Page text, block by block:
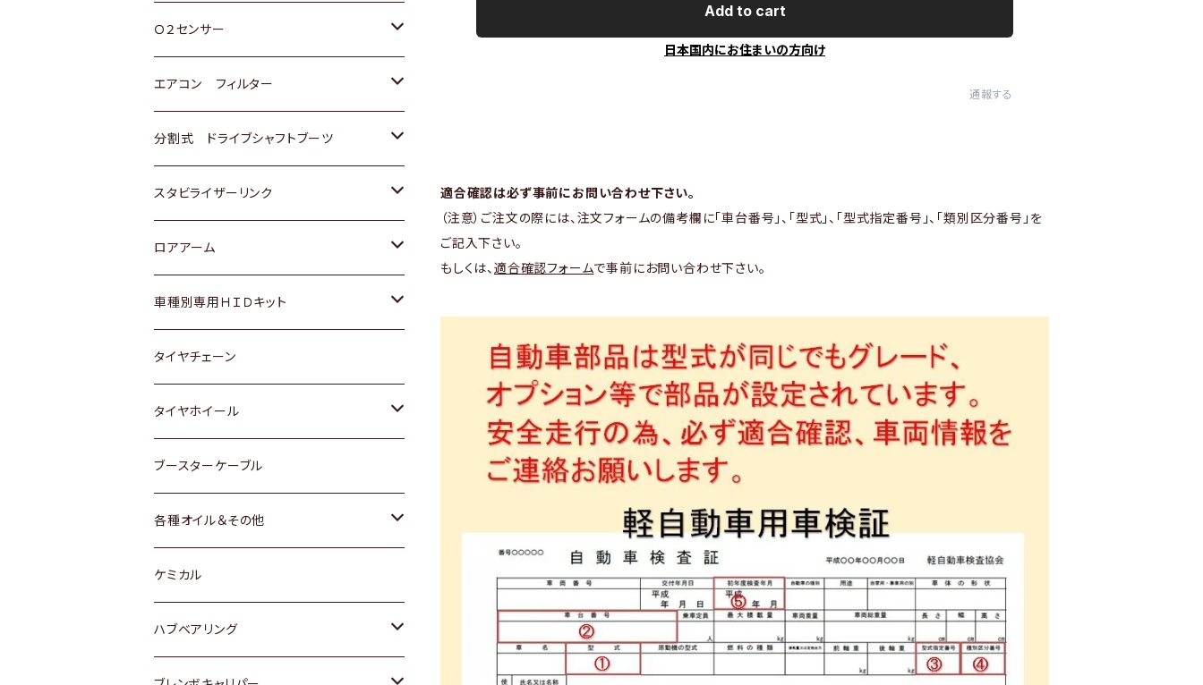
Add to cart
日本国内にお住まいの方向け
通報する
適合確認は必ず事前にお問い合わせ下さい。
（注意）ご注文の際には、注文フォームの備考欄に「車台番号」、「型式」、「型式指定番号」、「類別区分番号」を
ご記入下さい。
もしくは、 適合確認フォームで事前にお問い合わせ下さい。
スバル
三菱
スバル
ダイハツ
マツダ
三菱
スバル
ダイハツ
三菱
スバル
ホンダ
スズキ
日産
いすゞ
ダイハツ
マツダ
三菱
スバル
レクサス
Ｏ２センサー
トヨタ
ホンダ
スズキ
日産
ダイハツ
マツダ
三菱
スバル
エアコン フィルター
トヨタ
ホンダ
スズキ
日産
いすゞ
ダイハツ
マツダ
三菱
スバル
分割式 ドライブシャフトブーツ
トヨタ
ホンダ
スズキ
日産
ダイハツ
スバル
スタビライザーリンク
トヨタ
ホンダ
スズキ
日産
ダイハツ
マツダ
ロアアーム
ホンダ
スズキ
日産
ダイハツ
マツダ
スバル
車種別専用ＨＩＤキット
トヨタ
マツダ
タイヤチェーン
タイヤホイール
トヨタ
ホンダ
スズキ
日産
ブースターケーブル
各種オイル＆その他
ディーデル洗浄添加剤
ケミカル
ハブベアリング